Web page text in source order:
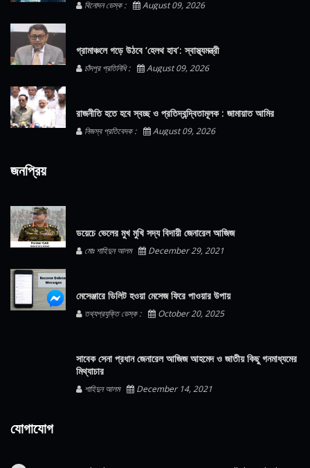
বিনোদন ডেস্ক : August 09, 2026
গ্রামাঞ্চলে গড়ে উঠবে ‘হেলথ হাব’: স্বাস্থ্যমন্ত্রী
চাঁদপুর প্রতিনিধি : August 09, 2026
রাজনীতি হতে হবে স্বচ্ছ ও প্রতিদ্বন্দ্বিতামূলক : জামায়াত আমির
নিজস্ব প্রতিবেদক : August 09, 2026
জনপ্রিয়
ডয়েচে ভেলের মুখ মুখি সদ্য বিদায়ী জেনারেল আজিজ
মোঃ শাহিদুন আলম December 29, 2021
মেসেঞ্জারে ডিলিট হওয়া মেসেজ ফিরে পাওয়ার উপায়
তথ্যপ্রযুক্তি ডেস্ক : October 20, 2025
সাবেক সেনা প্রধান জেনারেল আজিজ আহমেদ ও জাতীয় কিছু গনমাধ্যমের
মিথ্যাচার
শাহিদুন আলম December 14, 2021
যোগাযোগ